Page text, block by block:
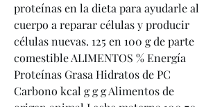
proteínas en la dieta para ayudarle al
cuerpo a reparar células y producir
células nuevas. 125 en 100 g de parte
comestible ALIMENTOS % Energía
Proteínas Grasa Hidratos de PC
Carbono kcal g g g Alimentos de